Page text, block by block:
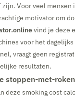
Voor veel mensen
motivator om
vind je deze
voor het dagelijks
vraagt geen
resultaten.
stoppen-met-
deze smoking cost